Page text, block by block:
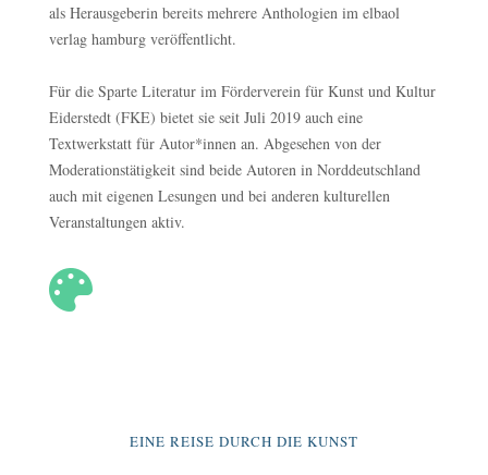
als Herausgeberin bereits mehrere Anthologien im elbaol
verlag hamburg veröffentlicht.
Für die Sparte Literatur im Förderverein für Kunst und Kultur
Eiderstedt (FKE) bietet sie seit Juli 2019 auch eine
Textwerkstatt für Autor*innen an. Abgesehen von der
Moderationstätigkeit sind beide Autoren in Norddeutschland
auch mit eigenen Lesungen und bei anderen kulturellen
Veranstaltungen aktiv.

EINE REISE DURCH DIE KUNST